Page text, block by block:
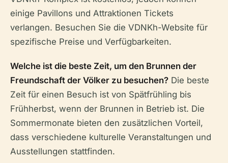
einige Pavillons und Attraktionen Tickets
verlangen. Besuchen Sie die VDNKh-Website für
spezifische Preise und Verfügbarkeiten.
Welche ist die beste Zeit, um den Brunnen der
Freundschaft der Völker zu besuchen? Die beste
Zeit für einen Besuch ist von Spätfrühling bis
Frühherbst, wenn der Brunnen in Betrieb ist. Die
Sommermonate bieten den zusätzlichen Vorteil,
dass verschiedene kulturelle Veranstaltungen und
Ausstellungen stattfinden.